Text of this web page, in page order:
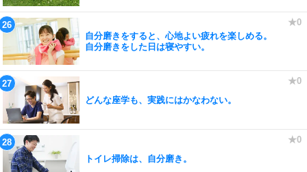
自分磨きをすると、心地よい疲れを楽しめる。
自分磨きをした日は寝やすい。
どんな座学も、実践にはかなわない。
トイレ掃除は、自分磨き。